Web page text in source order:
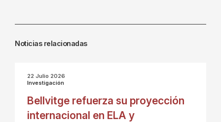
Noticias relacionadas
22 Julio 2026
Investigación
Bellvitge refuerza su proyección
internacional en ELA y